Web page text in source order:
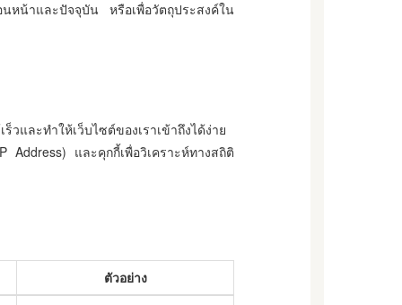
นหน้าและปัจจุบัน หรือเพื่อวัตถุประสงค์ใน
และทำให้เว็บไซต์ของเราเข้าถึงได้ง่าย
และคุกกี้เพื่อวิเคราะห์ทางสถิติ
ตัวอย่าง